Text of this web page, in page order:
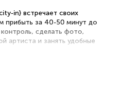
in} встречает своих
прибыть за 40-50 минут до
сделать фото,
артиста и занять удобные